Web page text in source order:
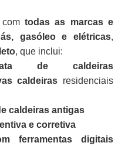
todas as marcas e
gasóleo e elétricas,
, que inclui:
de caldeiras
caldeiras residenciais
caldeiras antigas
e corretiva
ferramentas digitais